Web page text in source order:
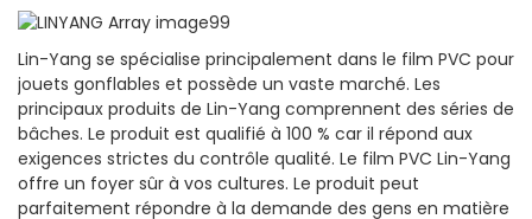
Lin-Yang se spécialise principalement dans le film PVC pour
jouets gonflables et possède un vaste marché. Les
principaux produits de Lin-Yang comprennent des séries de
bâches. Le produit est qualifié à 100 % car il répond aux
exigences strictes du contrôle qualité. Le film PVC Lin-Yang
offre un foyer sûr à vos cultures. Le produit peut
parfaitement répondre à la demande des gens en matière